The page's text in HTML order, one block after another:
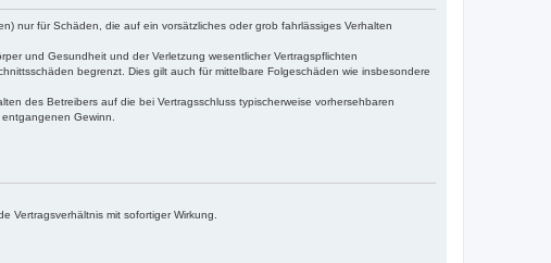
nur für Schäden, die auf ein vorsätzliches oder grob fahrlässiges Verhalten
und Gesundheit und der Verletzung wesentlicher Vertragspflichten
begrenzt. Dies gilt auch für mittelbare Folgeschäden wie insbesondere
des Betreibers auf die bei Vertragsschluss typischerweise vorhersehbaren
Gewinn.
Vertragsverhältnis mit sofortiger Wirkung.